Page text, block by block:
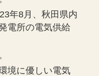
年8月、秋田県内
電所の電気供給
境に優しい電気